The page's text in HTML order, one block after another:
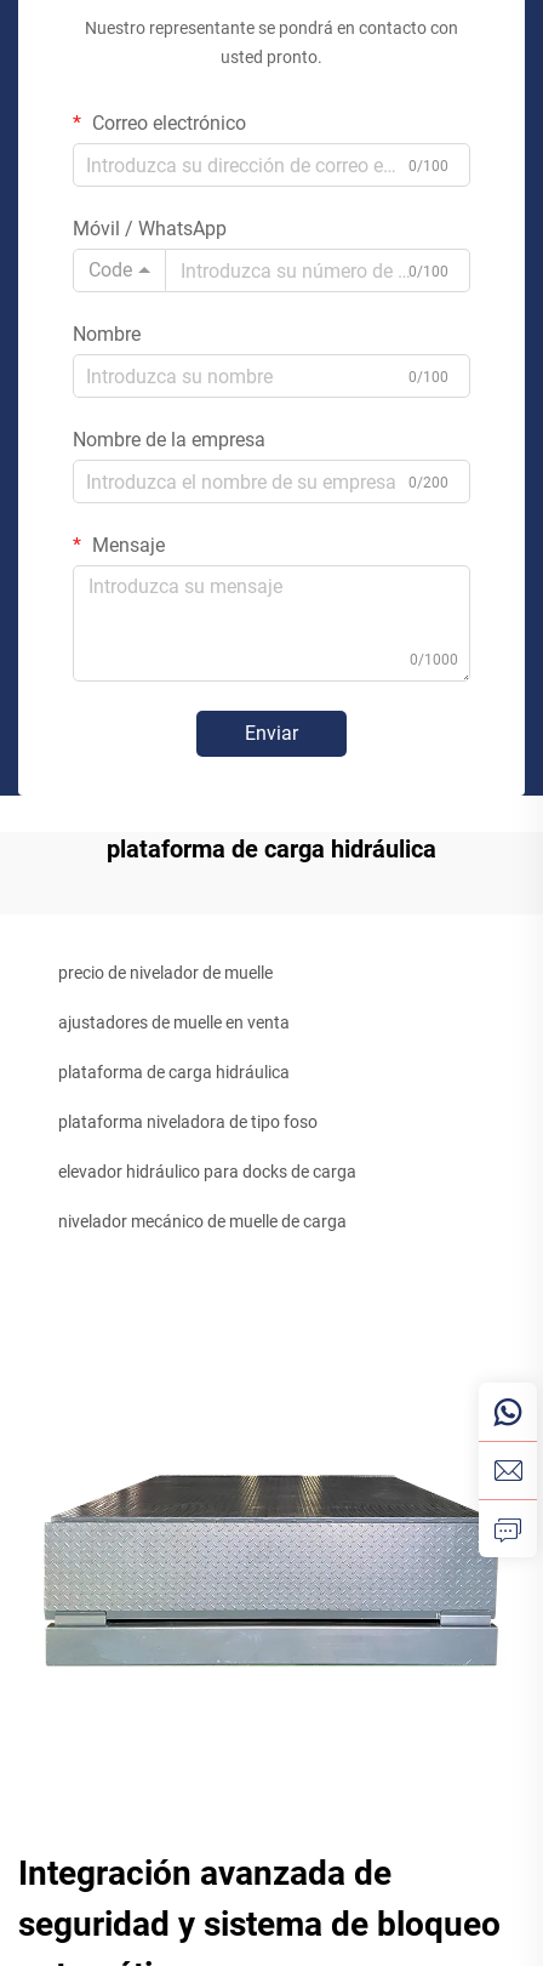
Nuestro representante se pondrá en contacto con
usted pronto.
Correo electrónico
0/100
Móvil / WhatsApp
Code
0/100
Nombre
0/100
Nombre de la empresa
0/200
Mensaje
0/1000
Enviar
plataforma de carga hidráulica
precio de nivelador de muelle
ajustadores de muelle en venta
plataforma de carga hidráulica
plataforma niveladora de tipo foso
elevador hidráulico para docks de carga
nivelador mecánico de muelle de carga
Integración avanzada de
seguridad y sistema de bloqueo